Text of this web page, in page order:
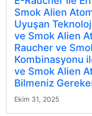
Smok Alien
Uyuşan
ve Smok Alien
Raucher ve
Kombinasyonu
ve Smok Alien
Bilmeniz
Ekim 31, 2025